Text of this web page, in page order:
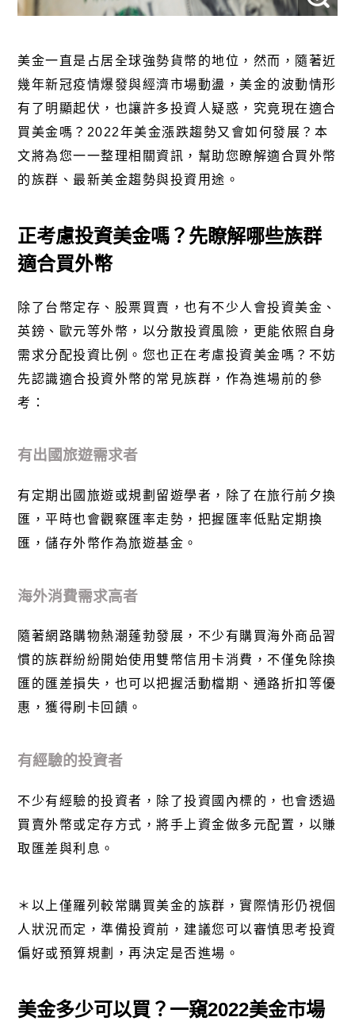
美金一直是占居全球強勢貨幣的地位，然而，隨著近
幾年新冠疫情爆發與經濟市場動盪，美金的波動情形
有了明顯起伏，也讓許多投資人疑惑，究竟現在適合
買美金嗎？2022年美金漲跌趨勢又會如何發展？本
文將為您一一整理相關資訊，幫助您瞭解適合買外幣
的族群、最新美金趨勢與投資用途。
正考慮投資美金嗎？先瞭解哪些族群
適合買外幣
除了台幣定存、股票買賣，也有不少人會投資美金、
英鎊、歐元等外幣，以分散投資風險，更能依照自身
需求分配投資比例。您也正在考慮投資美金嗎？不妨
先認識適合投資外幣的常見族群，作為進場前的參
考：
有出國旅遊需求者
有定期出國旅遊或規劃留遊學者，除了在旅行前夕換
匯，平時也會觀察匯率走勢，把握匯率低點定期換
匯，儲存外幣作為旅遊基金。
海外消費需求高者
隨著網路購物熱潮蓬勃發展，不少有購買海外商品習
慣的族群紛紛開始使用雙幣信用卡消費，不僅免除換
匯的匯差損失，也可以把握活動檔期、通路折扣等優
惠，獲得刷卡回饋。
有經驗的投資者
不少有經驗的投資者，除了投資國內標的，也會透過
買賣外幣或定存方式，將手上資金做多元配置，以賺
取匯差與利息。
＊以上僅羅列較常購買美金的族群，實際情形仍視個
人狀況而定，準備投資前，建議您可以審慎思考投資
偏好或預算規劃，再決定是否進場。
美金多少可以買？一窺2022美金市場